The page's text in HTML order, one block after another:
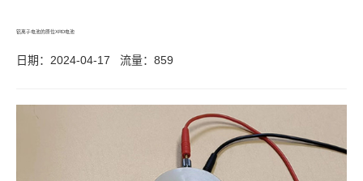
铝离子电池的原位XRD电池
日期：2024-04-17 流量：859